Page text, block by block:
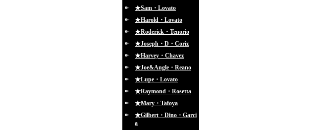
★Sam・Lovato
★Harold・Lovato
★Roderick・Tenorio
★Joseph・D・Coriz
★Harvey・Chavez
★Joe&Angle・Reano
★Lupe・Lovato
★Raymond・Rosetta
★Mary・Tafoya
★Gilbert・Dino・Garci
a